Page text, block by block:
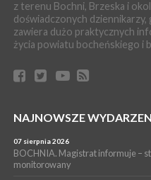
WYDARZENIA
06 sierpnia 2026
BRZESKO. Lepsze warunki
WYDARZENIA
06 sierpnia 2026
BORZĘCIN. Już w najbliższy
PIELGRZYMKA 2026
Z BOCHNI NA JASNĄ GÓRĘ.
WYDARZENIA
z terenu Bochni, Brzeska i
doświadczonych
zawiera dużo praktycznych
życia powiatu bocheńskiego i
NAJNOWSZE
07 sierpnia 2026
BOCHNIA. Magistrat informuje –
monitorowany